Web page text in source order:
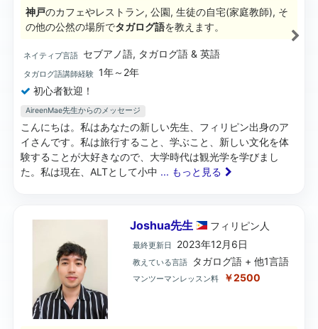
神戸のカフェやレストラン, 公園, 生徒の自宅(家庭教師), そ
の他の公然の場所でタガログ語を教えます。
ネイティブ言語 セブアノ語, タガログ語 & 英語
タガログ語講師経験 1年～2年
初心者歓迎！
AireenMae先生からのメッセージ
こんにちは。私はあなたの新しい先生、フィリピン出身のア
イさんです。私は旅行すること、学ぶこと、新しい文化を体
験することが大好きなので、大学時代は観光学を学びまし
た。私は現在、ALTとして小中 ... もっと見る
Joshua先生 フィリピン 人
最終更新日 2023年12月6日
教えている言語 タガログ語 + 他1言語
マンツーマンレッスン料 ￥2500